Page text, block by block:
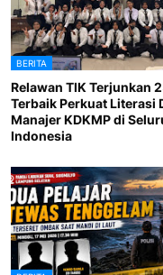
BERITA
Relawan TIK Terjunkan
Terbaik Perkuat Literasi
Manajer KDKMP di
Indonesia